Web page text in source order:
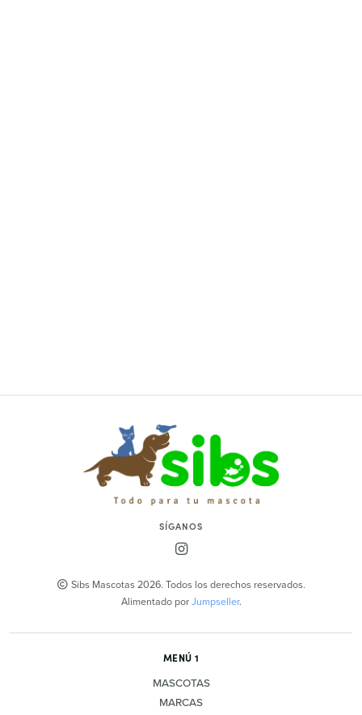
SÍGANOS
Sibs Mascotas 2026. Todos los derechos reservados.
Alimentado porJumpseller.
MENÚ 1
MASCOTAS
MARCAS